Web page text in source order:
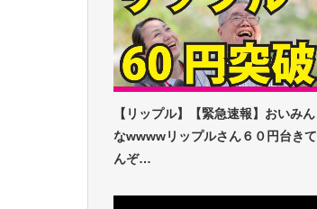
【リップル】【緊急速報】おいみん
なwwwwリップルさん６０円台きて
んぞ…